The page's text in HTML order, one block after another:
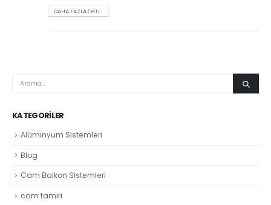
DAHA FAZLA OKU...
KATEGORILER
Alüminyum Sistemleri
Blog
Cam Balkon Sistemleri
cam tamiri